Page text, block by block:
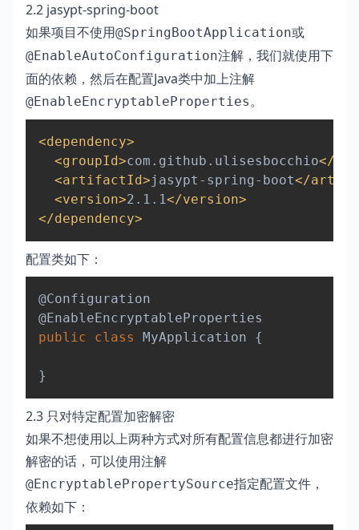
2.2 jasypt-spring-boot
如果项目不使用@SpringBootApplication或
@EnableAutoConfiguration注解，我们就使用下
面的依赖，然后在配置Java类中加上注解
@EnableEncryptableProperties。
<dependency>
<groupId>com.github.ulisesbocchio</
<artifactId>jasypt-spring-boot</
<version>2.1.1</version>
</dependency>
配置类如下：
@Configuration
@EnableEncryptableProperties
public
class MyApplication {
}
2.3 只对特定配置加密解密
如果不想使用以上两种方式对所有配置信息都进行加密
解密的话，可以使用注解
@EncryptablePropertySource指定配置文件，
依赖如下：